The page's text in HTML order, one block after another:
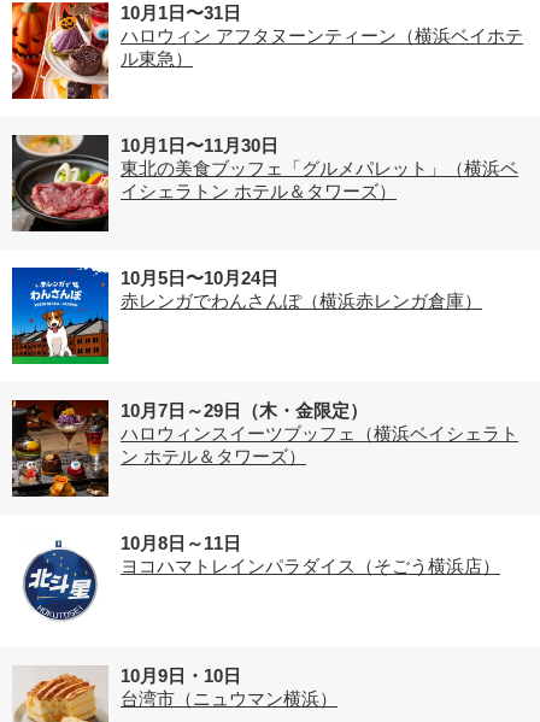
10月1日〜31日
ハロウィン アフタヌーンティーン（横浜ベイホテ
ル東急）
10月1日〜11月30日
東北の美食ブッフェ「グルメパレット」（横浜ベ
イシェラトン ホテル＆タワーズ）
10月5日〜10月24日
赤レンガでわんさんぽ（横浜赤レンガ倉庫）
10月7日～29日（木・金限定）
ハロウィンスイーツブッフェ（横浜ベイシェラト
ン ホテル＆タワーズ）
10月8日～11日
ヨコハマトレインパラダイス（そごう横浜店）
10月9日・10日
台湾市（ニュウマン横浜）